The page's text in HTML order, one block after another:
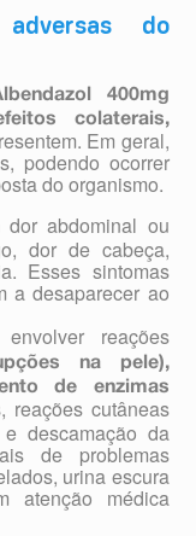
do
400mg
colaterais,
Em geral,
podendo ocorrer
do organismo.
abdominal ou
dor de cabeça,
Esses sintomas
a desaparecer ao
reações
na pele),
de enzimas
reações cutâneas
descamação da
de problemas
urina escura
atenção médica